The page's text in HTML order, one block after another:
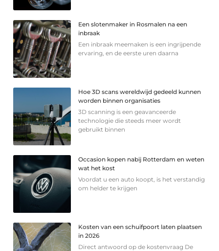
Een slotenmaker in Rosmalen na een
inbraak
Een inbraak meemaken is een ingrijpende
ervaring, en de eerste uren daarna
Hoe 3D scans wereldwijd gedeeld kunnen
worden binnen organisaties
3D scanning is een geavanceerde
technologie die steeds meer wordt
gebruikt binnen
Occasion kopen nabij Rotterdam en weten
wat het kost
Voordat u een auto koopt, is het verstandig
om helder te krijgen
Kosten van een schuifpoort laten plaatsen
in 2026
Direct antwoord op de kostenvraag De